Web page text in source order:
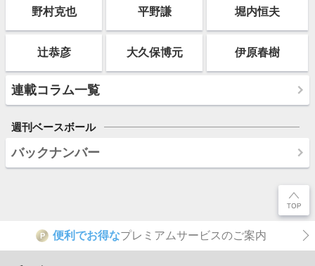
野村克也 平野謙 堀内恒夫
辻恭彦 大久保博元 伊原春樹
連載コラム一覧
週刊ベースボール
バックナンバー
P 便利でお得なプレミアムサービスのご案内